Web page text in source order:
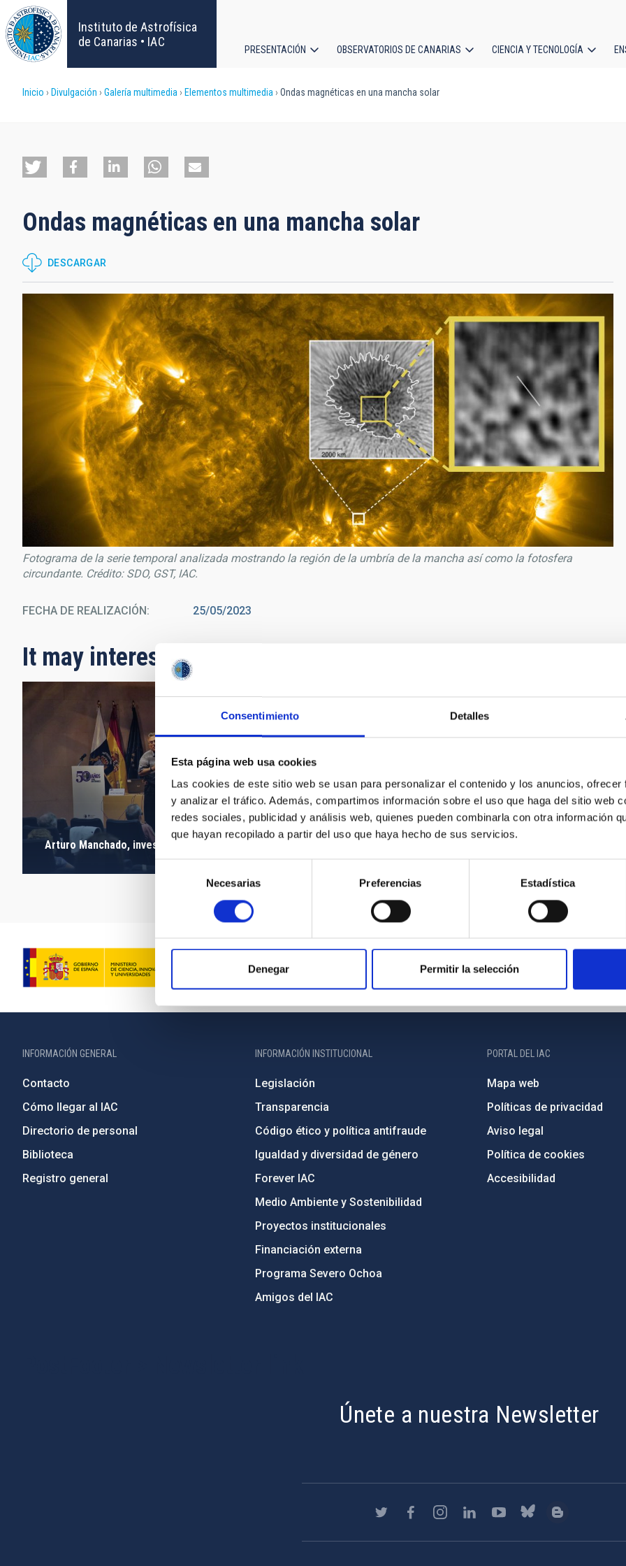
Consentimiento Detalles
Esta página web usa cookies
Las cookies de este sitio web se usan para personalizar el contenido y los anuncios,
y analizar el tráfico. Además, compartimos información sobre el uso que haga del sitio web
redes sociales, publicidad y análisis web, quienes pueden combinarla con otra información
que hayan recopilado a partir del uso que haya hecho de sus servicios.
consentimiento
Necesarias Preferencias Estadística
Denegar Permitir la selección
Pasar
al
contenido
principal
Instituto de Astrofísica
de Canarias • IAC
principal
PRESENTACIÓN OBSERVATORIOS DE CANARIAS CIENCIA Y TECNOLOGÍA
Sobrescribir
de
a
la
navegación
Inicio Divulgación Galería multimedia Elementos multimedia Ondas magnéticas en una mancha solar
Ondas magnéticas en una mancha solar
DESCARGAR
Fotograma de la serie temporal analizada mostrando la región de la umbría de la mancha así como la fotosfera
circundante. Crédito: SDO, GST, IAC.
FECHA DE REALIZACIÓN 25/05/2023
It may interest you
Arturo Manchado, investigador del IAC.
MAXI J 1820+070
INFORMACIÓN GENERAL
Contacto
Cómo llegar al IAC
Directorio de personal
Biblioteca
Registro general
INFORMACIÓN INSTITUCIONAL
Legislación
Transparencia
Código ético y política antifraude
Igualdad y diversidad de género
Forever IAC
Medio Ambiente y Sostenibilidad
Proyectos institucionales
Financiación externa
Programa Severo Ochoa
Amigos del IAC
PORTAL DEL IAC
Mapa web
Políticas de privacidad
Aviso legal
Política de cookies
Accesibilidad
Únete a nuestra Newsletter